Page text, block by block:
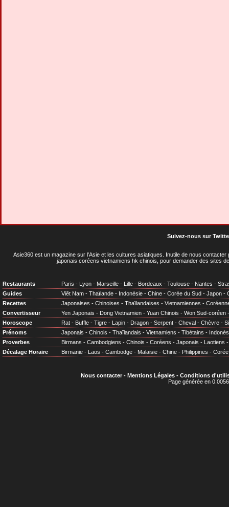
Suivez-nous sur
Asie360 est un magazine sur l'Asie et les cultures asiatiques . Inutile de nous
japonais coréens vietnamiens hk chinois, pour demander des sites
Restaurants Paris - Lyon - Marseille - Lille - Bordeaux - Toulouse - Nantes -
Guides
Viêt Nam - Thaïlande - Indonésie - Chine - Corée du Sud - Japon -
Recettes
Japonaises - Chinoises - Thaïlandaises - Vietnamiennes -
Convertisseur
Yen Japonais - Dong Vietnamien - Yuan Chinois - Won Sud-coréen
Horoscope
Rat - Buffle - Tigre - Lapin - Dragon - Serpent - Cheval - Chèvre -
Prénoms
Japonais - Chinois - Thaïlandais - Vietnamiens - Tibétains -
Proverbes
Birmans - Cambodgiens - Chinois - Coréens - Japonais - Laotiens
Décalage Horaire
Birmanie - Laos - Cambodge - Malaisie - Chine - Philippines - Corée
Nous contacter- Mentions Légales- Conditions
Page générée en